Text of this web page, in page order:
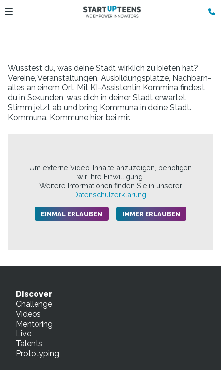
Wusstest du, was deine Stadt wirklich zu bieten hat?
Vereine, Veranstaltungen, Ausbildungsplätze, Nachbarn-
alles an einem Ort. Mit KI-Assistentin Kommina findest
du in Sekunden, was dich in deiner Stadt erwartet.
Stimm jetzt ab und bring Kommuna in deine Stadt.
Kommuna. Kommune hier, bei mir.
Um externe Video-Inhalte anzuzeigen, benötigen
wir Ihre Einwilligung.
Weitere Informationen finden Sie in unserer
Datenschutzerklärung.
EINMAL ERLAUBEN IMMER ERLAUBEN
Discover
Challenge
Videos
Mentoring
Live
Talents
Prototyping